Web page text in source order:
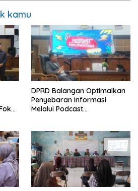
kamu
DPRD Balangan Optimalkan
Penyebaran Informasi
Melalui Podcast